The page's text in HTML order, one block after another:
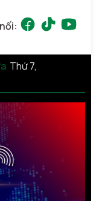
Thứ 7,